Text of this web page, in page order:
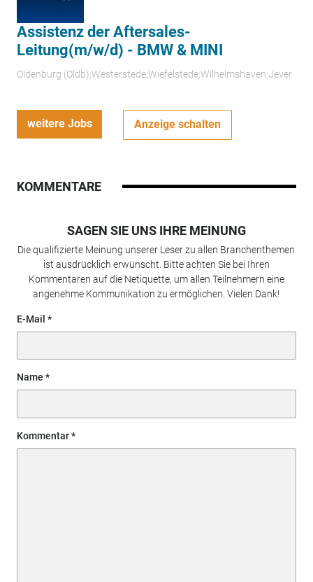
Assistenz der Aftersales-
Leitung(m/w/d) - BMW & MINI
Oldenburg (Oldb);Westerstede;Wiefelstede;Wilhelmshaven;Jever
weitere Jobs Anzeige schalten
KOMMENTARE
SAGEN SIE UNS IHRE MEINUNG
Die qualifizierte Meinung unserer Leser zu allen Branchenthemen
ist ausdrücklich erwünscht. Bitte achten Sie bei Ihren
Kommentaren auf die Netiquette, um allen Teilnehmern eine
angenehme Kommunikation zu ermöglichen. Vielen Dank!
E-Mail
Name
Kommentar